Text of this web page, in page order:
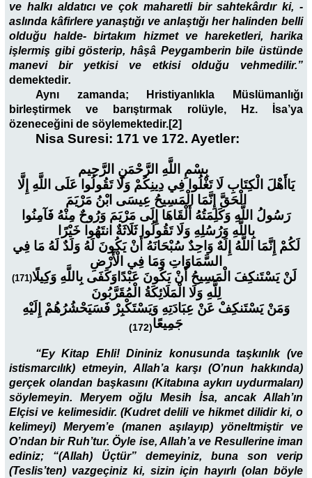
ve halkı aldatıcı ve çok maharetli bir sahtekârdır ki, -
aslında kâfirlere yanaştığı ve anlaştığı her halinden belli
olduğu halde- birtakım hizmet ve hareketleri, harika
işlermiş gibi gösterip, hâşâ Peygamberin bile üstünde
manevi bir yetkisi ve etkisi olduğu vehmedilir.”
demektedir.
Aynı zamanda; Hristiyanlıkla Müslümanlığı
birleştirmek ve barıştırmak rolüyle, Hz. İsa’ya
özeneceğini de söylemektedir.[2]
Nisa Suresi: 171 ve 172. Ayetler:
بِسْمِ اللَّهِ الرَّحْمَنِ الرَّحِيم
يَاأَهْلَ الْكِتَابِ لَا تَغْلُوا فِي دِينِكُمْ وَلَا تَقُولُوا عَلَى اللَّهِ إِلَّا
الْحَقَّ إِنَّمَا الْمَسِيحُ عِيسَى ابْنُ مَرْيَمَ
رَسُولُ اللَّهِ وَكَلِمَتُهُ أَلْقَاهَا إِلَى مَرْيَمَ وَرُوحٌ مِنْهُ فَآمِنُوا
بِاللَّهِ وَرُسُلِهِ وَلَا تَقُولُوا ثَلَاثَةٌ انتَهُوا خَيْرًا
لَكُمْ إِنَّمَا اللَّهُ إِلَهٌ وَاحِدٌ سُبْحَانَهُ أَنْ يَكُونَ لَهُ وَلَدٌ لَهُ مَا فِي
السَّمَاوَاتِ وَمَا فِي الْأَرْضِ
وَكَفَى بِاللَّهِ وَكِيلًا(171)
لَنْ يَسْتَنكِفَ الْمَسِيحُ أَنْ يَكُونَ عَبْدًا
لِلَّهِ وَلَا الْمَلَائِكَةُ الْمُقَرَّبُونَ
وَمَنْ يَسْتَنكِفْ عَنْ عِبَادَتِهِ وَيَسْتَكْبِرْ فَسَيَحْشُرُهُمْ إِلَيْهِ
جَمِيعًا(172)
“Ey Kitap Ehli! Dininiz konusunda taşkınlık (ve
istismarcılık) etmeyin, Allah’a karşı (O’nun hakkında)
gerçek olandan başkasını (Kitabına aykırı uydurmaları)
söylemeyin. Meryem oğlu Mesih İsa, ancak Allah’ın
Elçisi ve kelimesidir. (Kudret delili ve hikmet dilidir ki, o
kelimeyi) Meryem’e (manen aşılayıp) yöneltmiştir ve
O’ndan bir Ruh’tur. Öyle ise, Allah’a ve Resullerine iman
ediniz; “(Allah) Üçtür” demeyiniz, buna son verip
(Teslis’ten) vazgeçiniz ki, sizin için hayırlı (olan böyle